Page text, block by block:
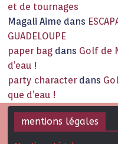
et de tournages
Magali Aime dans
GUADELOUPE
paper bag dans Golf de
d’eau !
party character dans
que d’eau !
mentions légales